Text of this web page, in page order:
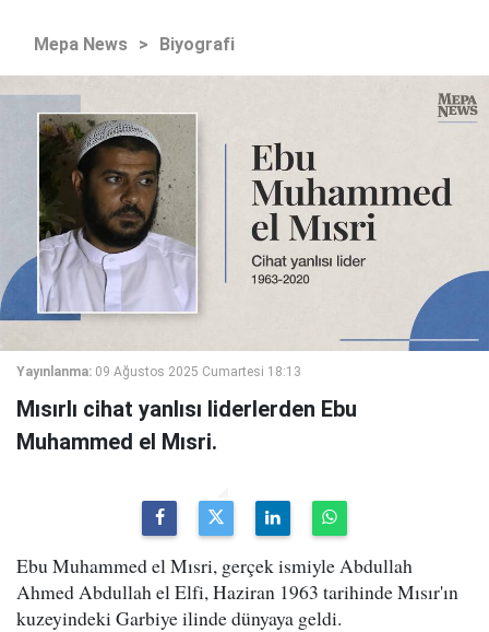
Mepa News > Biyografi
Yayınlanma: 09 Ağustos 2025 Cumartesi 18:13
Mısırlı cihat yanlısı liderlerden Ebu
Muhammed el Mısri.
Ebu Muhammed el Mısri, gerçek ismiyle Abdullah
Ahmed Abdullah el Elfi, Haziran 1963 tarihinde Mısır'ın
kuzeyindeki Garbiye ilinde dünyaya geldi.